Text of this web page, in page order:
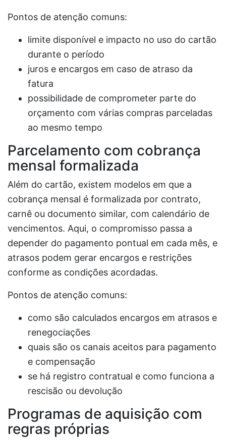
Pontos de atenção comuns:
limite disponível e impacto no uso do cartão
durante o período
juros e encargos em caso de atraso da
fatura
possibilidade de comprometer parte do
orçamento com várias compras parceladas
ao mesmo tempo
Parcelamento com cobrança
mensal formalizada
Além do cartão, existem modelos em que a
cobrança mensal é formalizada por contrato,
carnê ou documento similar, com calendário de
vencimentos. Aqui, o compromisso passa a
depender do pagamento pontual em cada mês, e
atrasos podem gerar encargos e restrições
conforme as condições acordadas.
Pontos de atenção comuns:
como são calculados encargos em atrasos e
renegociações
quais são os canais aceitos para pagamento
e compensação
se há registro contratual e como funciona a
rescisão ou devolução
Programas de aquisição com
regras próprias